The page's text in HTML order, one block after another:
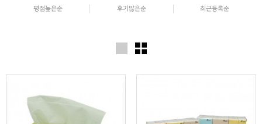
평점높은순 후기많은순 최근등록순